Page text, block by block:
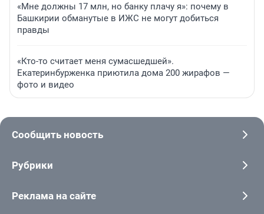
«Мне должны 17 млн, но банку плачу я»: почему в
Башкирии обманутые в ИЖС не могут добиться
правды
«Кто-то считает меня сумасшедшей».
Екатеринбурженка приютила дома 200 жирафов —
фото и видео
Сообщить новость
Рубрики
Реклама на сайте